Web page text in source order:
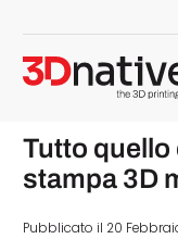
Tutto quello
stampa 3D
Pubblicato il 20